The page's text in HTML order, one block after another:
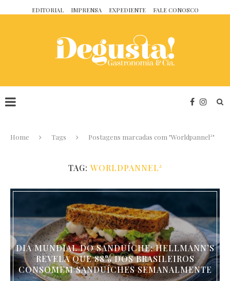
EDITORIAL IMPRENSA EXPEDIENTE FALE CONOSCO
Home Tags Postagens marcadas com "Worldpannel²"
TAG: WORLDPANNEL²
DIA MUNDIAL DO SANDUÍCHE: HELLMANN’S
REVELA QUE 88% DOS BRASILEIROS
CONSOMEM SANDUÍCHES SEMANALMENTE